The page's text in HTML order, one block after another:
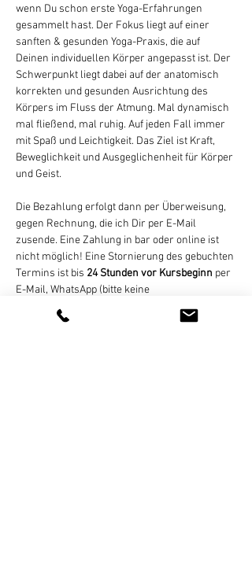
wenn Du schon erste Yoga-Erfahrungen
gesammelt hast. Der Fokus liegt auf einer
sanften & gesunden Yoga-Praxis, die auf
Deinen individuellen Körper angepasst ist. Der
Schwerpunkt liegt dabei auf der anatomisch
korrekten und gesunden Ausrichtung des
Körpers im Fluss der Atmung. Mal dynamisch
mal fließend, mal ruhig. Auf jeden Fall immer
mit Spaß und Leichtigkeit. Das Ziel ist Kraft,
Beweglichkeit und Ausgeglichenheit für Körper
und Geist.
Die Bezahlung erfolgt dann per Überweisung,
gegen Rechnung, die ich Dir per E-Mail
zusende. Eine Zahlung in bar oder online ist
nicht möglich! Eine Stornierung des gebuchten
Termins ist bis 24 Stunden vor Kursbeginn per
E-Mail, WhatsApp (bitte keine
Sprachnachrichten), SMS, oder Telefon
kostenlos möglich. Bei zu später Absage oder